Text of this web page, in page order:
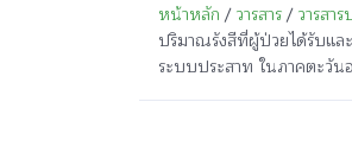
หน้าหลัก/วารสาร/วารสา
ปริมาณรังสีที่ผู้ป่วยได้รับแล
ระบบประสาท ในภาคตะวัน